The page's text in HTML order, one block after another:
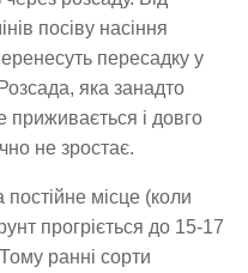
посіву насіння
пересадку у
яка занадто
приживається і довго
не зростає.
місце (коли
прогріється до 15-17
ранні сорти